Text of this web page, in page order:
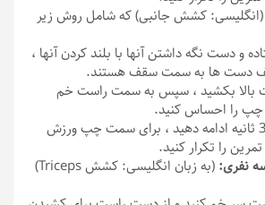
(انگلیسی: کشش جانبی) که شامل روش زیر
و دست نگه داشتن آنها با بلند کردن آنها ،
دست ها به سمت سقف هستند.
بالا بکشید ، سپس به سمت راست خم
را احساس کنید.
به مدت 15-30 ثانیه ادامه دهید ، برای سمت چپ ورزش
نفری:
(به زبان انگلیسی: کشش Triceps)